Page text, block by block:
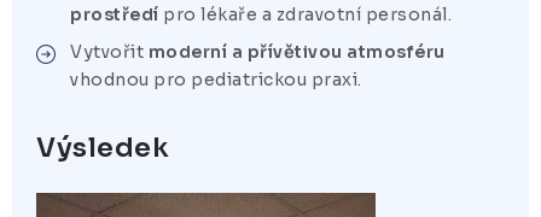
prostředí pro lékaře a zdravotní personál.
Vytvořit moderní a přívětivou atmosféru
vhodnou pro pediatrickou praxi.
Výsledek